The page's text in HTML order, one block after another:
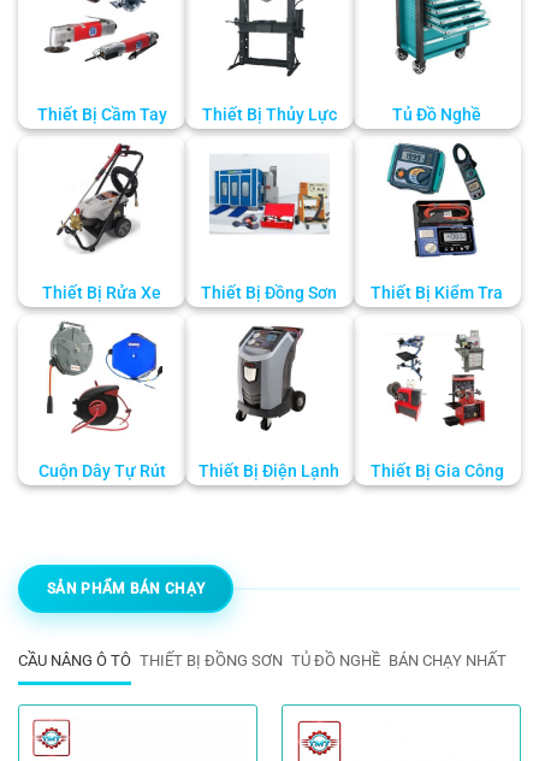
Thiết Bị Cầm Tay Thiết Bị Thủy Lực Tủ Đồ Nghề
Thiết Bị Rửa Xe Thiết Bị Đồng Sơn Thiết Bị Kiểm Tra
Cuộn Dây Tự Rút Thiết Bị Điện Lạnh Thiết Bị Gia Công
SẢN PHẨM BÁN CHẠY
CẦU NÂNG Ô TÔ THIẾT BỊ ĐỒNG SƠN TỦ ĐỒ NGHỀ BÁN CHẠY NHẤT